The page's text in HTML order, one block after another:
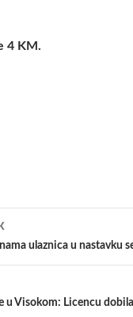
4 KM.
ulaznica u nastavku
u Visokom: Licencu